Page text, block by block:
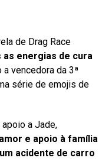
de Drag Race
as energias de cura
a vencedora da 3ª
série de emojis de
a Jade,
e apoio à família
acidente de carro